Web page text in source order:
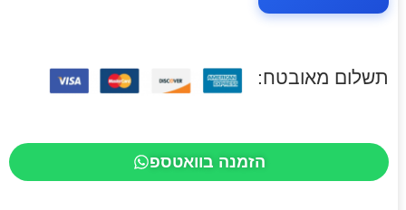
תשלום מאובטח:
הזמנה בוואטספ